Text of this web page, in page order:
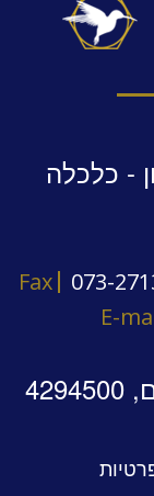
- כלכלה
Fax 073-
E-